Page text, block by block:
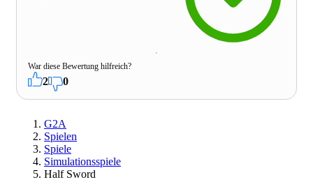
War diese Bewertung hilfreich?
2 0
G2A
Spielen
Spiele
Simulationsspiele
Half Sword